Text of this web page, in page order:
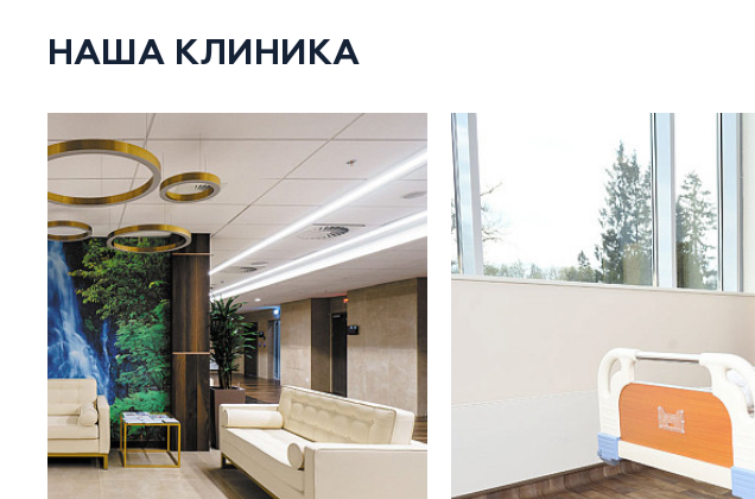
НАША КЛИНИКА